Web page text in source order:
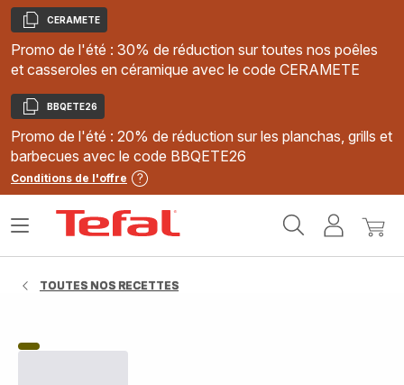
Copier
CERAMETE
Promo de l'été : 30% de réduction sur toutes nos poêles
et casseroles en céramique avec le code CERAMETE
Copier
BBQETE26
Promo de l'été : 20% de réduction sur les planchas, grills et
barbecues avec le code BBQETE26
Conditions de l'offre
MonMon
Ouvrir
TOUTES NOS RECETTES